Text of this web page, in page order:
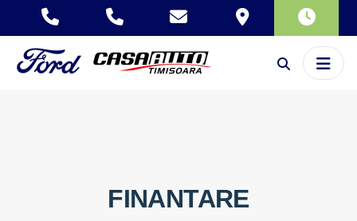
FINANTARE